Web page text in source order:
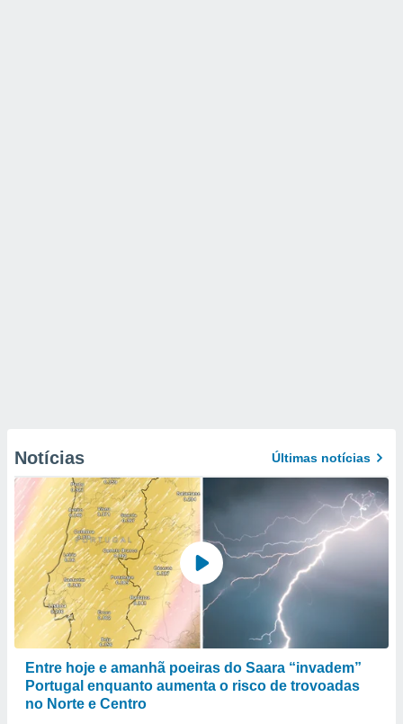
Notícias Últimas notícias
Entre hoje e amanhã poeiras do Saara “invadem”
Portugal enquanto aumenta o risco de trovoadas
no Norte e Centro